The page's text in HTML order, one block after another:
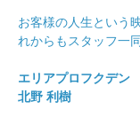
お客様の人生という
れからもスタッフ一
エリアプロフクデン
北野 利樹